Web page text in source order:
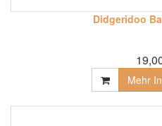
Didgeridoo
Mehr